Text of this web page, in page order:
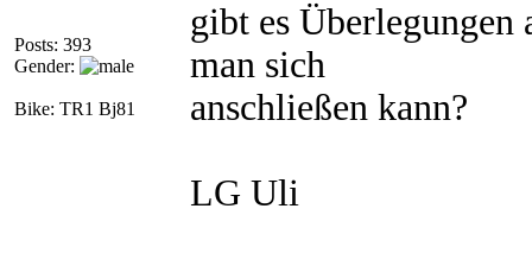
Posts: 393
Gender:
Bike: TR1 Bj81
gibt es Überlegungen
man sich
anschließen kann?
LG Uli